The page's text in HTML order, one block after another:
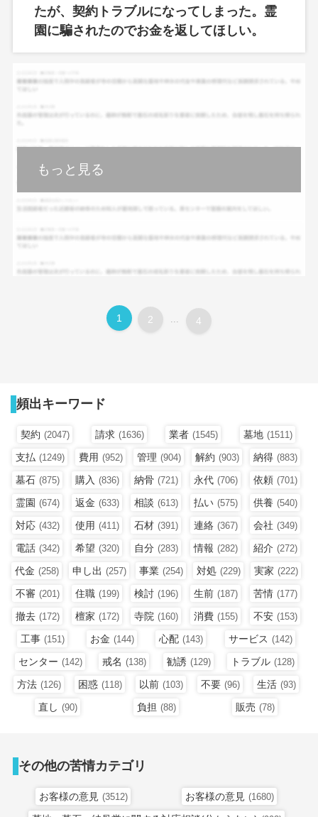
たが、契約トラブルになってしまった。霊
園に騙されたのでお金を返してほしい。
もっと見る
1 2 ... 4
頻出キーワード
契約 (2047) 請求 (1636) 業者 (1545) 墓地 (1511)
支払 (1249) 費用 (952) 管理 (904) 解約 (903) 納得 (883)
墓石 (875) 購入 (836) 納骨 (721) 永代 (706) 依頼 (701)
霊園 (674) 返金 (633) 相談 (613) 払い (575) 供養 (540)
対応 (432) 使用 (411) 石材 (391) 連絡 (367) 会社 (349)
電話 (342) 希望 (320) 自分 (283) 情報 (282) 紹介 (272)
代金 (258) 申し出 (257) 事業 (254) 対処 (229) 実家 (222)
不審 (201) 住職 (199) 検討 (196) 生前 (187) 苦情 (177)
撤去 (172) 檀家 (172) 寺院 (160) 消費 (155) 不安 (153)
工事 (151) お金 (144) 心配 (143) サービス (142)
センター (142) 戒名 (138) 勧誘 (129) トラブル (128)
方法 (126) 困惑 (118) 以前 (103) 不要 (96) 生活 (93)
直し (90) 負担 (88) 販売 (78)
その他の苦情カテゴリ
お客様の意見 (3512) お客様の意見 (1680)